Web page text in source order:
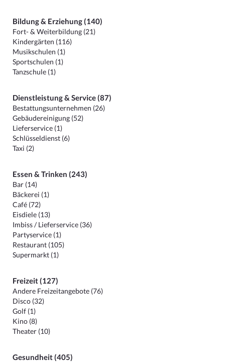
Bildung & Erziehung (140)
Fort- & Weiterbildung (21)
Kindergärten (116)
Musikschulen (1)
Sportschulen (1)
Tanzschule (1)
Dienstleistung & Service (87)
Bestattungsunternehmen (26)
Gebäudereinigung (52)
Lieferservice (1)
Schlüsseldienst (6)
Taxi (2)
Essen & Trinken (243)
Bar (14)
Bäckerei (1)
Café (72)
Eisdiele (13)
Imbiss / Lieferservice (36)
Partyservice (1)
Restaurant (105)
Supermarkt (1)
Freizeit (127)
Andere Freizeitangebote (76)
Disco (32)
Golf (1)
Kino (8)
Theater (10)
Gesundheit (405)